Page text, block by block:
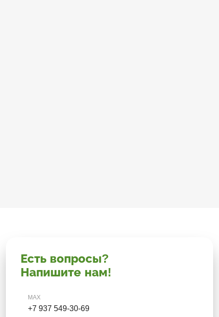
Есть вопросы?
Напишите нам!
MAX
+7 937 549-30-69